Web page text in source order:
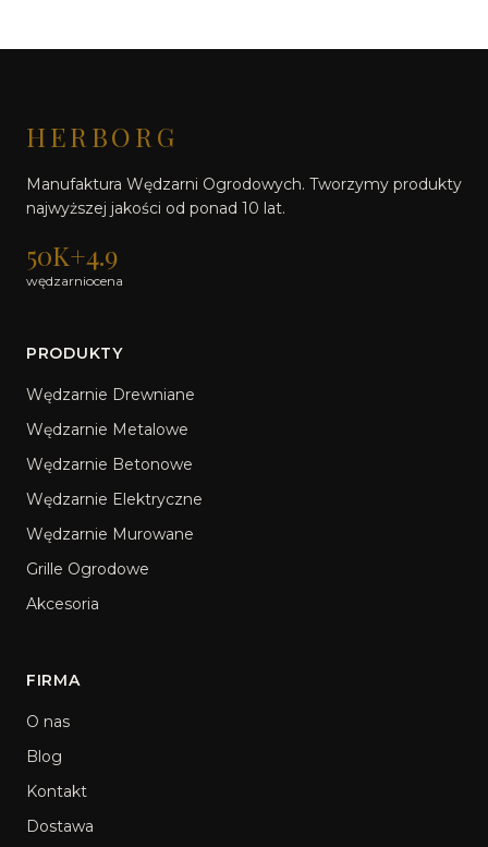
HERBORG
Manufaktura Wędzarni Ogrodowych. Tworzymy produkty
najwyższej jakości od ponad 10 lat.
50K+
wędzarni
4.9
ocena
PRODUKTY
Wędzarnie Drewniane
Wędzarnie Metalowe
Wędzarnie Betonowe
Wędzarnie Elektryczne
Wędzarnie Murowane
Grille Ogrodowe
Akcesoria
FIRMA
O nas
Blog
Kontakt
Dostawa